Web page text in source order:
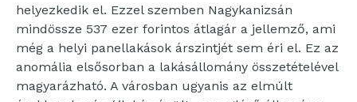
helyezkedik el. Ezzel szemben Nagykanizsán
mindössze 537 ezer forintos átlagár a jellemző, ami
még a helyi panellakások árszintjét sem éri el. Ez az
anomália elsősorban a lakásállomány összetételével
magyarázható. A városban ugyanis az elmúlt